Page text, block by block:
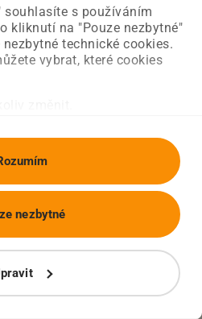
souhlasíte s používáním
kliknutí na "Pouze nezbytné"
technické cookies.
vybrat, které cookies
nezbytné
Úvodní strana